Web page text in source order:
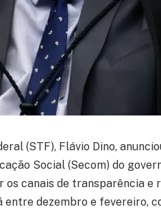
(STF), Flávio Dino,
Social (Secom) do
canais de transparência e
dezembro e fevereiro,